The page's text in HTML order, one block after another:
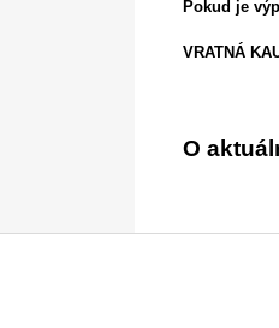
Pokud je
VRATNÁ
O